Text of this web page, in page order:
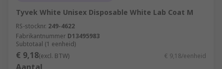
Tyvek White Unisex Disposable White Lab Coat M
RS-stocknr. 249-4622
Fabrikantnummer D13495983
Subtotaal (1 eenheid)
€ 9,18(excl. BTW) € 9,18/eenheid